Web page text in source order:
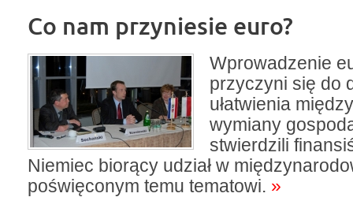
Co nam przyniesie euro?
Wprowadzenie
przyczyni się do
ułatwienia
wymiany
stwierdzili
Niemiec biorący udział w
poświęconym temu tematowi. »